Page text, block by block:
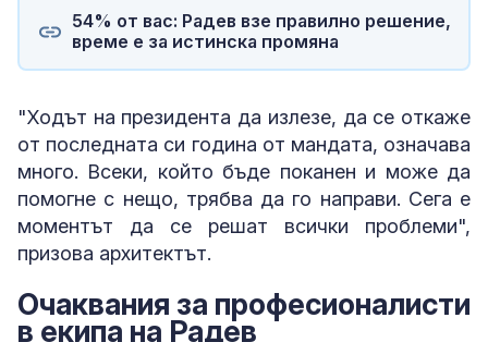
54% от вас: Радев взе правилно решение,
време е за истинска промяна
"Ходът на президента да излезе, да се откаже
от последната си година от мандата, означава
много. Всеки, който бъде поканен и може да
помогне с нещо, трябва да го направи. Сега е
моментът да се решат всички проблеми",
призова архитектът.
Очаквания за професионалисти
в екипа на Радев